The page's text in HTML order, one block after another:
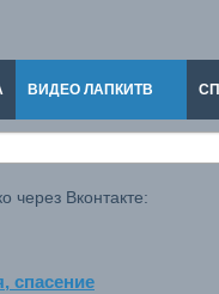
ВИДЕО ЛАПКИТВ
через Вконтакте:
спасение